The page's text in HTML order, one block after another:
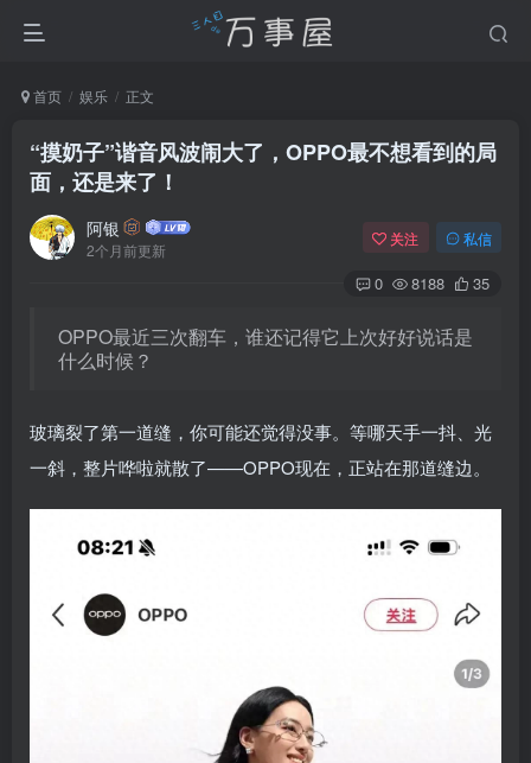
首页 娱乐 正文
“摸奶子”谐音风波闹大了，OPPO最不想看到的局
面，还是来了！
阿银
2个月前更新
关注 私信
0 8188 35
OPPO最近三次翻车，谁还记得它上次好好说话是
什么时候？
玻璃裂了第一道缝，你可能还觉得没事。等哪天手一抖、光
一斜，整片哗啦就散了——OPPO现在，正站在那道缝边。